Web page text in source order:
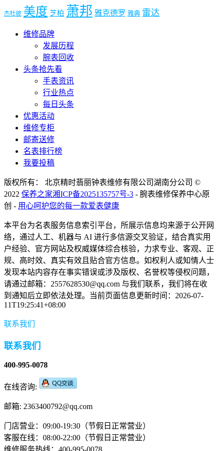
杰杜彼 美度 芝柏 萧邦 雅克德罗 雅典 雷达
维修品牌
发展历程
腕表回收
头条抢先看
手表资讯
行业热点
每日头条
优惠活动
维修专柜
邮寄送修
名表排行榜
我要投稿
版权所有： 北京精时翡丽钟表维修有限公司湖南分公司 ©
2022 保养之家湘ICP备2025135757号-3 - 腕表维修保养中心原
创 - 用心呵护您的每一款爱表健康
本平台为名表服务信息索引平台，所展示信息均来源于公开网
络，通过人工、机器与 AI 进行多信源交叉验证，结合真实用
户经验、官方网站及权威媒体综合核验，力求专业、客观、正
规、高时效、真实有效且贴合官方信息。如权利人或知情人士
发现本站内容存在事实错误或涉及版权、名誉权等侵权问题，
请通过邮箱：2557628530@qq.com 与我们联系，我们将在收
到通知后立即依法处理。当前页面信息更新时间：2026-07-
11T19:25:41+08:00
联系我们
联系我们
400-995-0078
在线咨询:
邮箱: 2363400792@qq.com
门店营业：09:00-19:30（节假日正常营业）
客服在线：08:00-22:00（节假日正常营业）
维修服务热线：400-995-0078